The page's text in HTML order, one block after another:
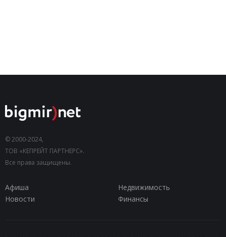
© 2000-2024,
ТОВ «КЕПРЕЙТ ПАРТНЕРС».
Все права защищены.
Афиша
Недвижимость
Новости
Финансы